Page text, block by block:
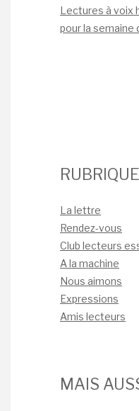
Lectures à voix
pour la semaine
La lettre
Rendez-vous
Club lecteurs
A la machine
Nous aimons
Expressions
Amis lecteurs
MAIS